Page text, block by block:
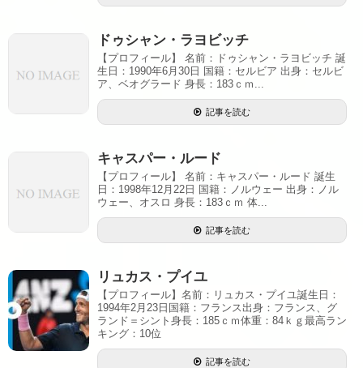
ドゥシャン・ラヨビッチ
【プロフィール】 名前：ドゥシャン・ラヨビッチ 誕
生日：1990年6月30日 国籍：セルビア 出身：セルビ
ア、ベオグラード 身長：183ｃｍ...
記事を読む
キャスパー・ルード
【プロフィール】 名前：キャスパー・ルード 誕生
日：1998年12月22日 国籍：ノルウェー 出身：ノル
ウェー、オスロ 身長：183ｃｍ 体...
記事を読む
リュカス・プイユ
【プロフィール】名前：リュカス・プイユ誕生日：
1994年2月23日国籍：フランス出身：フランス、グ
ランド＝シント身長：185ｃｍ体重：84ｋｇ最高ラン
キング：10位
記事を読む